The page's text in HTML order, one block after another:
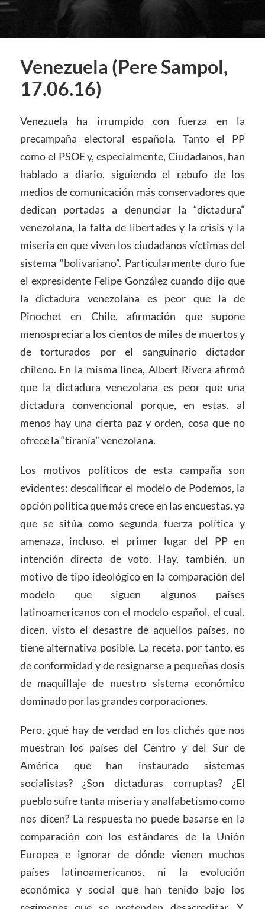
Venezuela (Pere Sampol,
17.06.16)
Venezuela ha irrumpido con fuerza en la
precampaña electoral española. Tanto el PP
como el PSOE y, especialmente, Ciudadanos, han
hablado a diario, siguiendo el rebufo de los
medios de comunicación más conservadores que
dedican portadas a denunciar la “dictadura”
venezolana, la falta de libertades y la crisis y la
miseria en que viven los ciudadanos víctimas del
sistema “bolivariano”. Particularmente duro fue
el expresidente Felipe González cuando dijo que
la dictadura venezolana es peor que la de
Pinochet en Chile, afirmación que supone
menospreciar a los cientos de miles de muertos y
de torturados por el sanguinario dictador
chileno. En la misma línea, Albert Rivera afirmó
que la dictadura venezolana es peor que una
dictadura convencional porque, en estas, al
menos hay una cierta paz y orden, cosa que no
ofrece la “tiranía” venezolana.
Los motivos políticos de esta campaña son
evidentes: descalificar el modelo de Podemos, la
opción política que más crece en las encuestas, ya
que se sitúa como segunda fuerza política y
amenaza, incluso, el primer lugar del PP en
intención directa de voto. Hay, también, un
motivo de tipo ideológico en la comparación del
modelo que siguen algunos países
latinoamericanos con el modelo español, el cual,
dicen, visto el desastre de aquellos países, no
tiene alternativa posible. La receta, por tanto, es
de conformidad y de resignarse a pequeñas dosis
de maquillaje de nuestro sistema económico
dominado por las grandes corporaciones.
Pero, ¿qué hay de verdad en los clichés que nos
muestran los países del Centro y del Sur de
América que han instaurado sistemas
socialistas? ¿Son dictaduras corruptas? ¿El
pueblo sufre tanta miseria y analfabetismo como
nos dicen? La respuesta no puede basarse en la
comparación con los estándares de la Unión
Europea e ignorar de dónde vienen muchos
países latinoamericanos, ni la evolución
económica y social que han tenido bajo los